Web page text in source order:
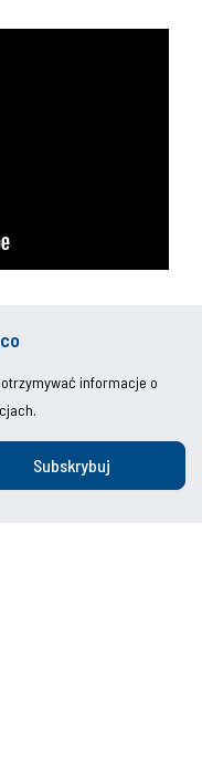
informacje o
Subskrybuj